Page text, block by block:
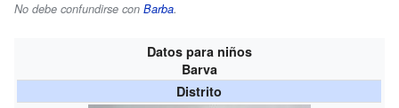
No debe confundirse con Barba.
Datos para niños
Barva
Distrito